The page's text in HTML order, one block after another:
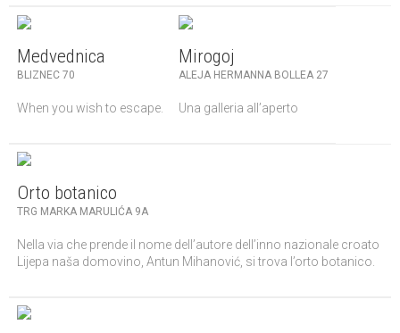
Medvednica
BLIZNEC 70
When you wish to escape.
Mirogoj
ALEJA HERMANNA BOLLEA 27
Una galleria all’aperto
Orto botanico
TRG MARKA MARULIĆA 9A
Nella via che prende il nome dell’autore dell’inno nazionale croato
Lijepa naša domovino, Antun Mihanović, si trova l’orto botanico.